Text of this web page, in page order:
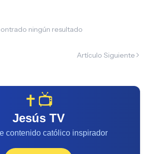
ningún resultado
Artículo Siguiente
✝️📺
Jesús TV
contenido católico inspirador